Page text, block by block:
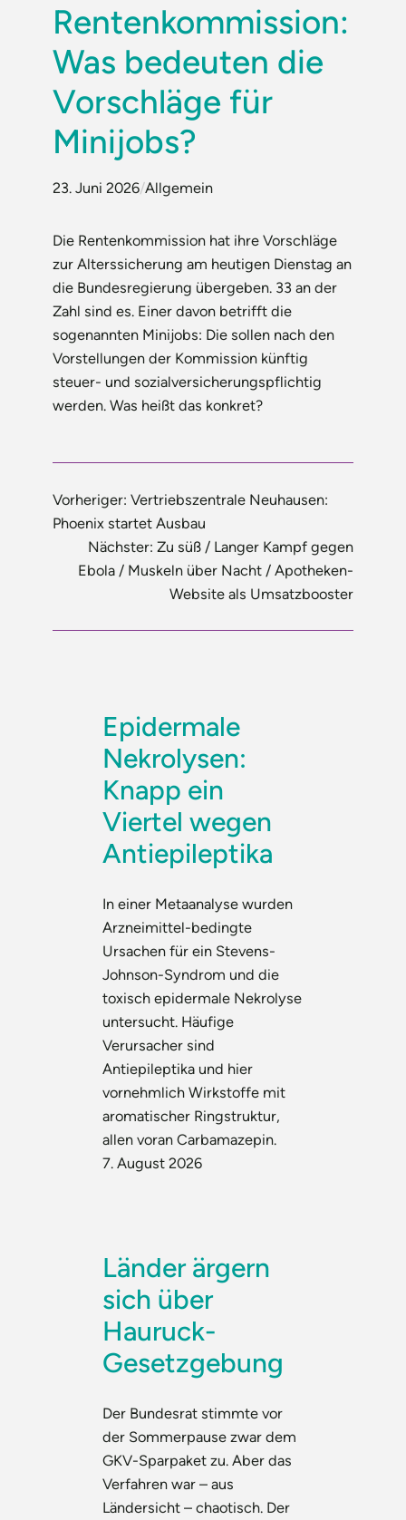
Rentenkommission:
Was bedeuten die
Vorschläge für
Minijobs?
23. Juni 2026/Allgemein
Die Rentenkommission hat ihre Vorschläge
zur Alterssicherung am heutigen Dienstag an
die Bundesregierung übergeben. 33 an der
Zahl sind es. Einer davon betrifft die
sogenannten Minijobs: Die sollen nach den
Vorstellungen der Kommission künftig
steuer- und sozialversicherungspflichtig
werden. Was heißt das konkret?
Vorheriger: Vertriebszentrale Neuhausen:
Phoenix startet Ausbau
Nächster: Zu süß / Langer Kampf gegen
Ebola / Muskeln über Nacht / Apotheken-
Website als Umsatzbooster
Epidermale
Nekrolysen:
Knapp ein
Viertel wegen
Antiepileptika
In einer Metaanalyse wurden
Arzneimittel-bedingte
Ursachen für ein Stevens-
Johnson-Syndrom und die
toxisch epidermale Nekrolyse
untersucht. Häufige
Verursacher sind
Antiepileptika und hier
vornehmlich Wirkstoffe mit
aromatischer Ringstruktur,
allen voran Carbamazepin.
7. August 2026
Länder ärgern
sich über
Hauruck-
Gesetzgebung
Der Bundesrat stimmte vor
der Sommerpause zwar dem
GKV-Sparpaket zu. Aber das
Verfahren war – aus
Ländersicht – chaotisch. Der